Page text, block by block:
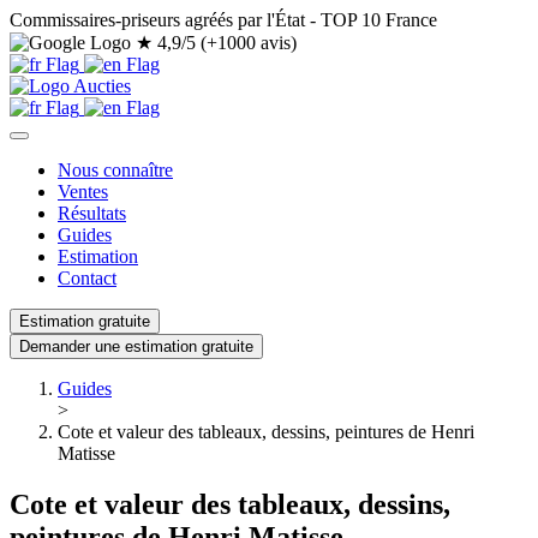
Commissaires-priseurs agréés par l'État - TOP 10 France
★ 4,9/5 (+1000 avis)
Nous connaître
Ventes
Résultats
Guides
Estimation
Contact
Estimation gratuite
Demander une estimation gratuite
Guides
>
Cote et valeur des tableaux, dessins, peintures de Henri
Matisse
Cote et valeur des tableaux, dessins,